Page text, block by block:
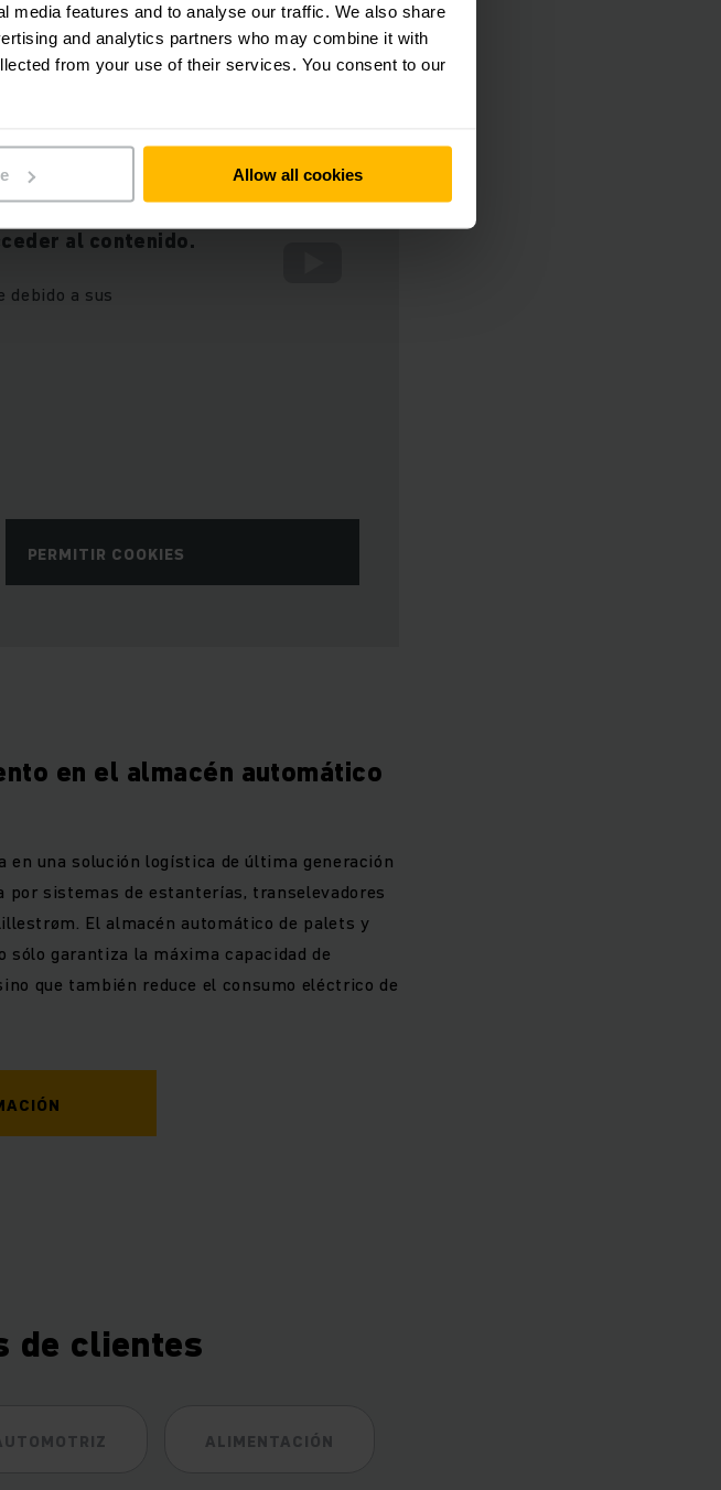
media features and to analyse our traffic. We also share
and analytics partners who may combine it with
from your use of their services. You consent to our
Allow all cookies
generación para
al contenido.
debido a sus
PERMITIR COOKIES
en el almacén automático
en una solución logística de última generación
sistemas de estanterías, transelevadores
El almacén automático de palets y
sólo garantiza la máxima capacidad de
que también reduce el consumo eléctrico de
de clientes
ALIMENTACIÓN